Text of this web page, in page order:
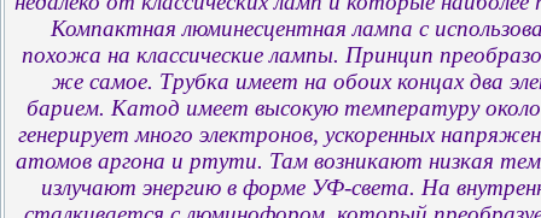
Компактная люминесцентная лампа с
похожа на классические лампы. Принцип
же самое. Трубка имеет на обоих концах два
барием. Катод имеет высокую температуру около
генерирует много электронов, ускоренных
атомов аргона и ртути. Там возникают низкая
излучают энергию в форме УФ-света. На